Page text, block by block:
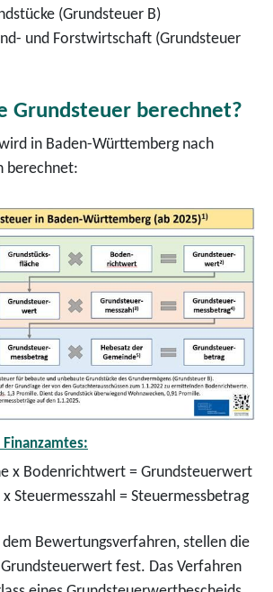
(Grundsteuer B)
und Forstwirtschaft (Grundsteuer
Grundsteuer berechnet?
in Baden-Württemberg nach
berechnet:
x Bodenrichtwert = Grundsteuerwert
Steuermesszahl = Steuermessbetrag
dem Bewertungsverfahren, stellen die
fest. Das Verfahren